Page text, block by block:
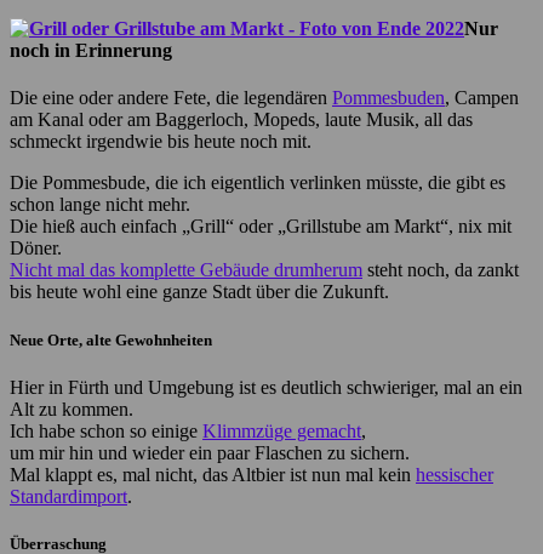
Nur
noch in Erinnerung
Die eine oder andere Fete, die legendären Pommesbuden, Campen
am Kanal oder am Baggerloch, Mopeds, laute Musik, all das
schmeckt irgendwie bis heute noch mit.
Die Pommesbude, die ich eigentlich verlinken müsste, die gibt es
schon lange nicht mehr.
Die hieß auch einfach „Grill“ oder „Grillstube am Markt“, nix mit
Döner.
Nicht mal das komplette Gebäude drumherum steht noch, da zankt
bis heute wohl eine ganze Stadt über die Zukunft.
Neue Orte, alte Gewohnheiten
Hier in Fürth und Umgebung ist es deutlich schwieriger, mal an ein
Alt zu kommen.
Ich habe schon so einige Klimmzüge gemacht,
um mir hin und wieder ein paar Flaschen zu sichern.
Mal klappt es, mal nicht, das Altbier ist nun mal kein hessischer
Standardimport.
Überraschung